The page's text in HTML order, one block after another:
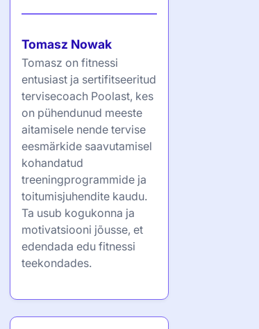
Tomasz Nowak
Tomasz on fitnessi
entusiast ja sertifitseeritud
tervisecoach Poolast, kes
on pühendunud meeste
aitamisele nende tervise
eesmärkide saavutamisel
kohandatud
treeningprogrammide ja
toitumisjuhendite kaudu.
Ta usub kogukonna ja
motivatsiooni jõusse, et
edendada edu fitnessi
teekondades.